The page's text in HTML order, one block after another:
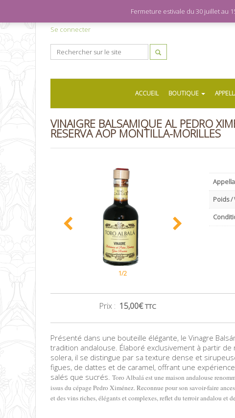
Se connecter
ACCUEIL BOUTIQUE
VINAIGRE BALSAMIQUE AL PEDRO
RESERVA AOP MONTILLA-MORILLES
1/2
Poids /
Prix : 15,00€ TTC
Présenté dans une bouteille élégante, le Vinagre
tradition andalouse. Élaboré exclusivement à partir
solera, il se distingue par sa texture dense et
figues, de dattes et de caramel, offrant une
salés que sucrés. Toro Albalá est une maison andalouse
issus du cépage Pedro Ximénez. Reconnue pour son savoir-faire
et des vins riches, élégants et complexes, reflet du terroir andalou et
Fermeture estivale du 30 juillet au